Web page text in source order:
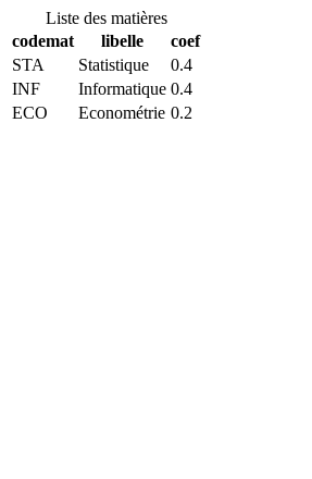
Liste des matières
codemat
libelle
coef
STA
Statistique
0.4
INF
Informatique 0.4
ECO
Econométrie 0.2